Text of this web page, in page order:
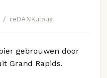
reDANKulous
gebrouwen door
Grand Rapids.